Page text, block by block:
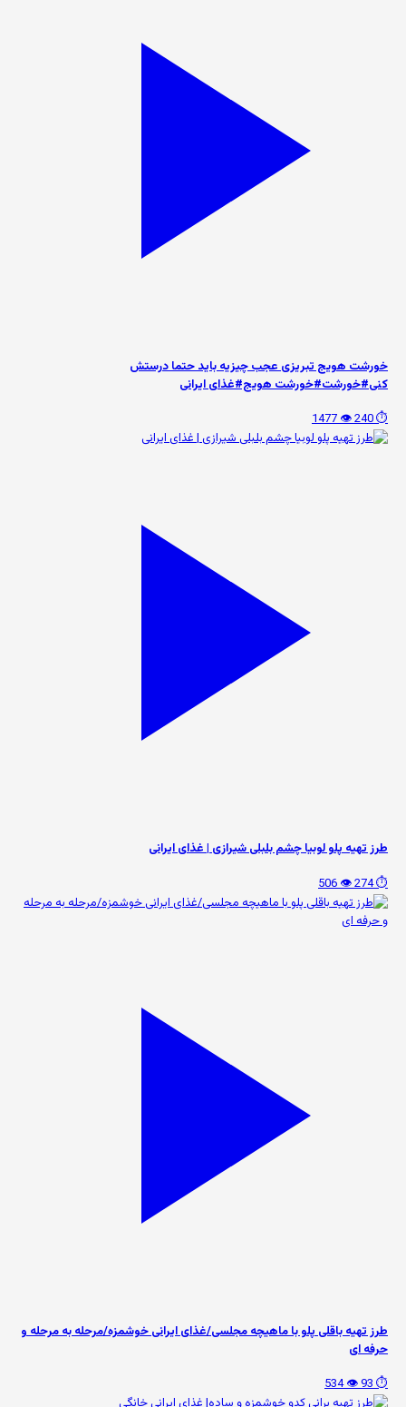
خورشت هویج تبریزی عجب چیزیه باید حتما درستش
کنی#خورشت#خورشت هویج#غذای ایرانی
⏱️ 240
👁️ 1477
طرز تهیه پلو لوبیا چشم بلبلی شیرازی | غذای ایرانی
⏱️ 274
👁️ 506
طرز تهیه باقلی پلو با ماهیچه مجلسی/غذای ایرانی خوشمزه/مرحله به مرحله و
حرفه ای
⏱️ 93
👁️ 534